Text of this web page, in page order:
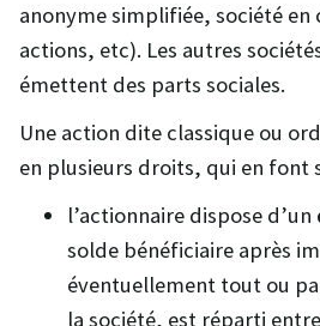
anonyme simplifiée, société
actions, etc). Les autres
émettent des parts sociales.
Une action dite classique ou
en plusieurs droits, qui en font
l’actionnaire dispose d’un
solde bénéficiaire après
éventuellement tout ou
la société, est réparti